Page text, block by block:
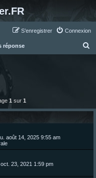
Connexion
S’enregistrer
réponse
avancée
1 sur 1
août 14, 2025 9:55 am
23, 2021 1:59 pm